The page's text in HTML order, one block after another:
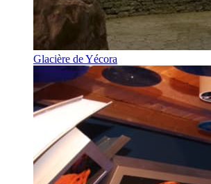
Glacière de Yécora